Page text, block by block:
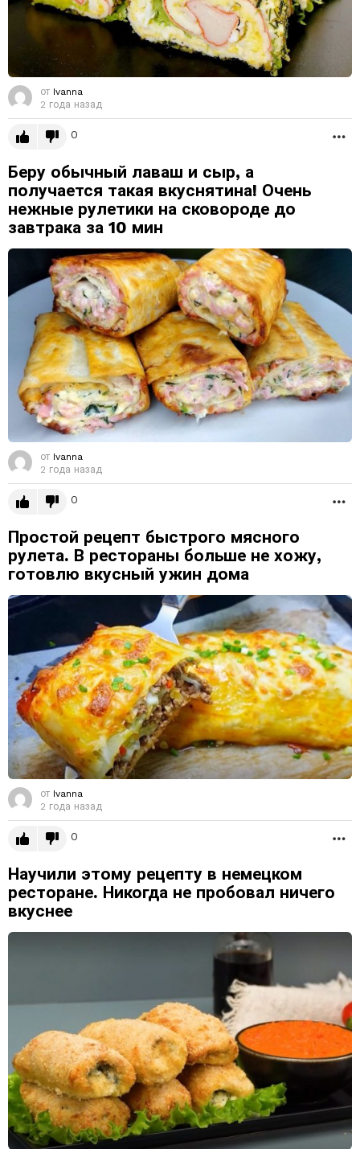
от Ivanna
2 года назад
0
Беру обычный лаваш и сыр, а
получается такая вкуснятина! Очень
нежные рулетики на сковороде до
завтрака за 10 мин
от Ivanna
2 года назад
0
Простой рецепт быстрого мясного
рулета. В рестораны больше не хожу,
готовлю вкусный ужин дома
от Ivanna
2 года назад
0
Научили этому рецепту в немецком
ресторане. Никогда не пробовал ничего
вкуснее